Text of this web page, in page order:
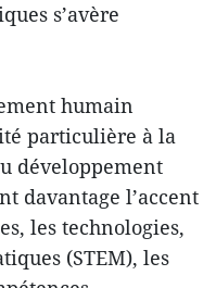
s’avère
humain
particulière à la
développement
davantage l’accent
les technologies,
(STEM), les